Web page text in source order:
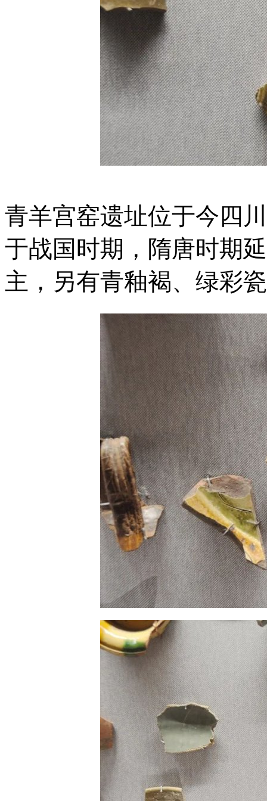
青羊宫窑遗址位于今四
于战国时期，隋唐时期
主，另有青釉褐、绿彩